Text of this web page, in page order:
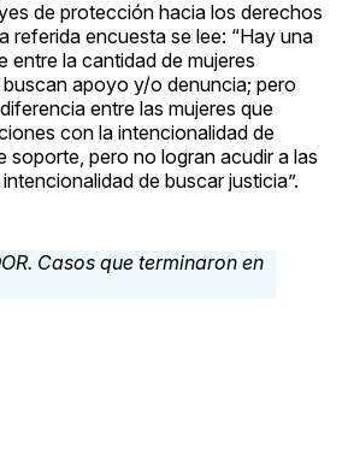
de protección hacia los derechos
referida encuesta se lee: “Hay una
entre la cantidad de mujeres
apoyo y/o denuncia; pero
entre las mujeres que
con la intencionalidad de
soporte, pero no logran acudir a las
de buscar justicia”.